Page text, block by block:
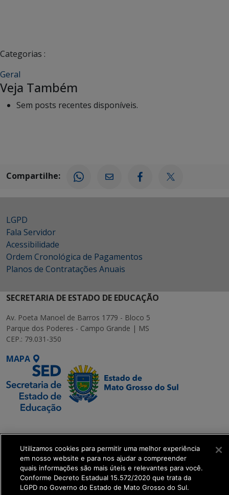
Categorias :
Geral
Veja Também
Sem posts recentes disponíveis.
Compartilhe:
LGPD
Fala Servidor
Acessibilidade
Ordem Cronológica de Pagamentos
Planos de Contratações Anuais
SECRETARIA DE ESTADO DE EDUCAÇÃO
Av. Poeta Manoel de Barros 1779 - Bloco 5
Parque dos Poderes - Campo Grande | MS
CEP.: 79.031-350
MAPA
Executiva de
Transformação Digital
get_footer();
Utilizamos cookies para permitir uma melhor experiência
em nosso website e para nos ajudar a compreender
quais informações são mais úteis e relevantes para você.
Conforme Decreto Estadual 15.572/2020 que trata da
LGPD no Governo do Estado de Mato Grosso do Sul.